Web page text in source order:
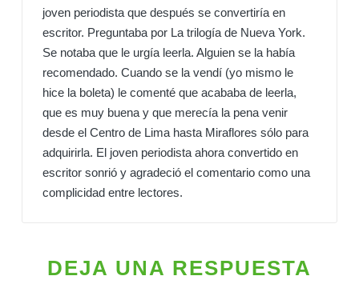
joven periodista que después se convertiría en
escritor. Preguntaba por La trilogía de Nueva York.
Se notaba que le urgía leerla. Alguien se la había
recomendado. Cuando se la vendí (yo mismo le
hice la boleta) le comenté que acababa de leerla,
que es muy buena y que merecía la pena venir
desde el Centro de Lima hasta Miraflores sólo para
adquirirla. El joven periodista ahora convertido en
escritor sonrió y agradeció el comentario como una
complicidad entre lectores.
DEJA UNA RESPUESTA